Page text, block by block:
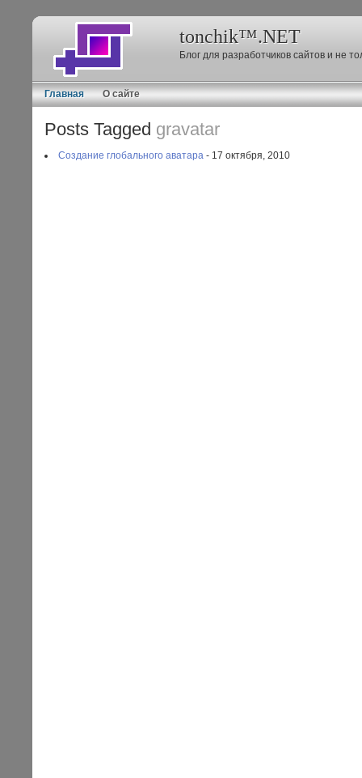
tonchik™.NET
Блог для разработчиков сайтов и не
Главная О сайте
Posts Tagged gravatar
Создание глобального аватара - 17 октября, 2010